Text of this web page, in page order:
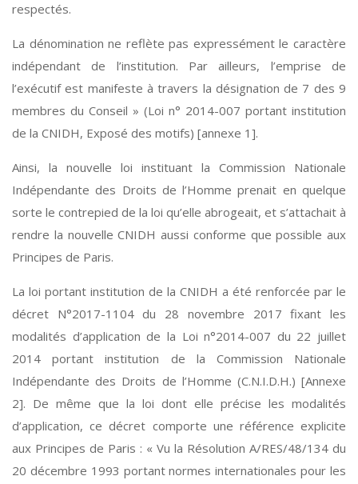
respectés.
La dénomination ne reflète pas expressément le caractère
indépendant de l’institution. Par ailleurs, l’emprise de
l’exécutif est manifeste à travers la désignation de 7 des 9
membres du Conseil » (Loi n° 2014-007 portant institution
de la CNIDH, Exposé des motifs) [annexe 1].
Ainsi, la nouvelle loi instituant la Commission Nationale
Indépendante des Droits de l’Homme prenait en quelque
sorte le contrepied de la loi qu’elle abrogeait, et s’attachait à
rendre la nouvelle CNIDH aussi conforme que possible aux
Principes de Paris.
La loi portant institution de la CNIDH a été renforcée par le
décret N°2017-1104 du 28 novembre 2017 fixant les
modalités d’application de la Loi n°2014-007 du 22 juillet
2014 portant institution de la Commission Nationale
Indépendante des Droits de l’Homme (C.N.I.D.H.) [Annexe
2]. De même que la loi dont elle précise les modalités
d’application, ce décret comporte une référence explicite
aux Principes de Paris : « Vu la Résolution A/RES/48/134 du
20 décembre 1993 portant normes internationales pour les